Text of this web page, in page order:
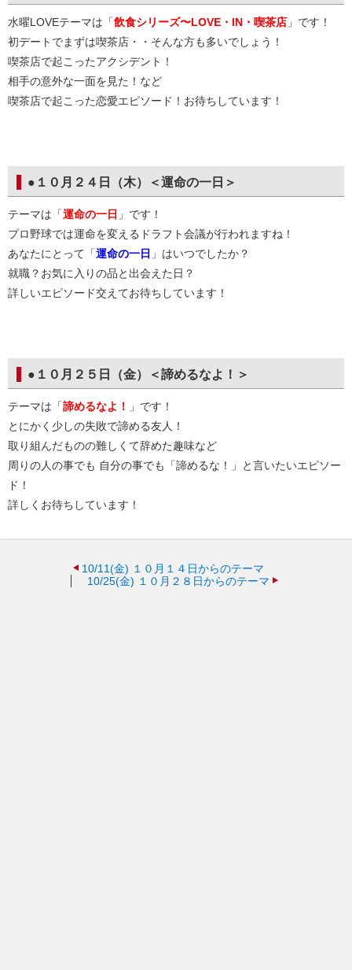
水曜LOVEテーマは「飲食シリーズ〜LOVE・IN・喫茶店 」です！
初デートでまずは喫茶店・・そんな方も多いでしょう！
喫茶店で起こったアクシデント！
相手の意外な一面を見た！など
喫茶店で起こった恋愛エピソード！お待ちしています！
●１０月２４日（木）＜運命の一日＞
テーマは「運命の一日 」です！
プロ野球では運命を変えるドラフト会議が行われますね！
あなたにとって「運命の一日 」はいつでしたか？
就職？お気に入りの品と出会えた日？
詳しいエピソード交えてお待ちしています！
●１０月２５日（金）＜諦めるなよ！＞
テーマは「諦めるなよ！
」です！
とにかく少しの失敗で諦める友人！
取り組んだものの難しくて辞めた趣味など
周りの人の事でも 自分の事でも「諦めるな！」と言いたいエピソー
ド！
詳しくお待ちしています！
10/11(金) １０月１４日からのテーマ
10/25(金) １０月２８日からのテーマ